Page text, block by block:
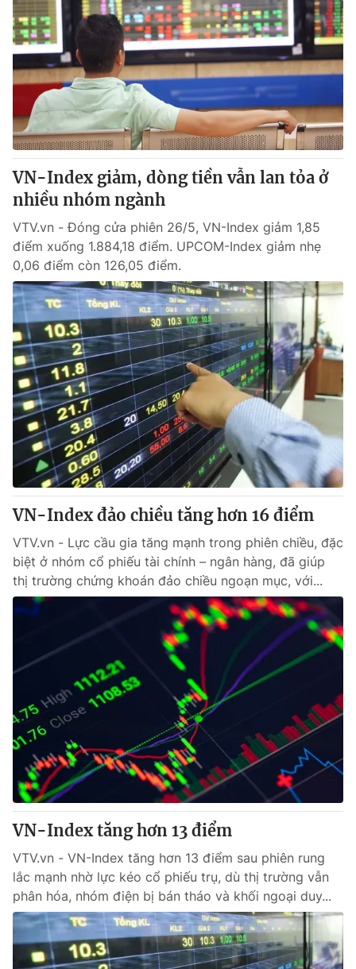
VN-Index giảm, dòng tiền vẫn lan tỏa ở
nhiều nhóm ngành
VTV.vn - Đóng cửa phiên 26/5, VN-Index giảm 1,85
điểm xuống 1.884,18 điểm. UPCOM-Index giảm nhẹ
0,06 điểm còn 126,05 điểm.
VN-Index đảo chiều tăng hơn 16 điểm
VTV.vn - Lực cầu gia tăng mạnh trong phiên chiều, đặc
biệt ở nhóm cổ phiếu tài chính – ngân hàng, đã giúp
thị trường chứng khoán đảo chiều ngoạn mục, với...
VN-Index tăng hơn 13 điểm
VTV.vn - VN-Index tăng hơn 13 điểm sau phiên rung
lắc mạnh nhờ lực kéo cổ phiếu trụ, dù thị trường vẫn
phân hóa, nhóm điện bị bán tháo và khối ngoại duy...